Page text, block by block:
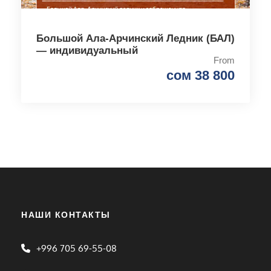
Большой Ала-Арчинский Ледник (БАЛ)
— индивидуальный
From
сом 38 800
НАШИ КОНТАКТЫ
+996 705 69-55-08